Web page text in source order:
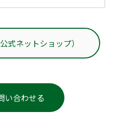
式ネットショップ）
い合わせる